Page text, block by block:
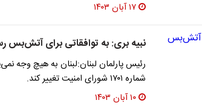
۱۷ آبان ۱۴۰۳
نبیه بری: به توافقاتی برای آتش‌بس
رئیس پارلمان لبنان:لبنان به هیچ وجه
شماره ۱۷۰۱ شورای امنیت تغییر کند.
۱۰ آبان ۱۴۰۳